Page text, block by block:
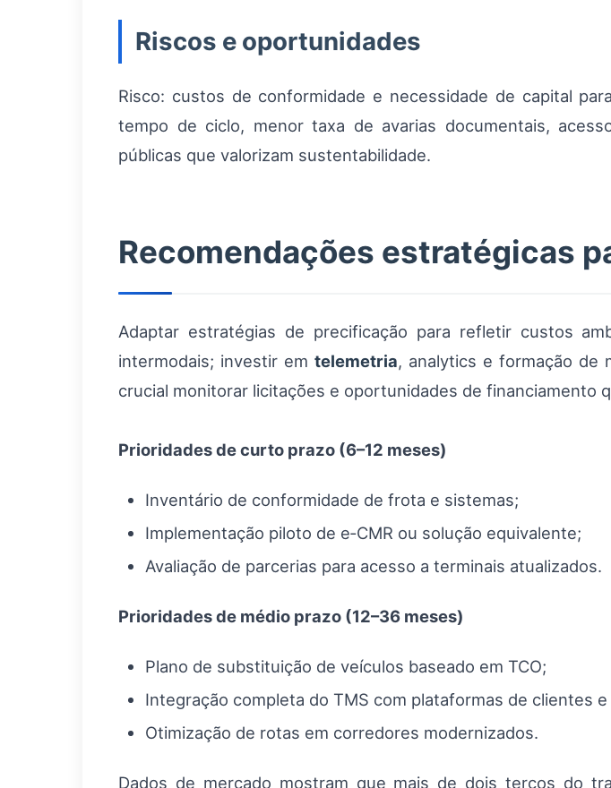
Riscos e oportunidades
Risco: custos de conformidade e necessidade de capital
tempo de ciclo, menor taxa de avarias documentais,
públicas que valorizam sustentabilidade.
Recomendações estratégicas
Adaptar estratégias de precificação para refletir custos
intermodais; investir em telemetria, analytics e formação de
crucial monitorar licitações e oportunidades de financiamento
Prioridades de curto prazo (6–12 meses)
Inventário de conformidade de frota e sistemas;
Implementação piloto de e‑CMR ou solução equivalente;
Avaliação de parcerias para acesso a terminais atualizados.
Prioridades de médio prazo (12–36 meses)
Plano de substituição de veículos baseado em TCO;
Integração completa do TMS com plataformas de clientes
Otimização de rotas em corredores modernizados.
Dados de mercado mostram que mais de dois terços do